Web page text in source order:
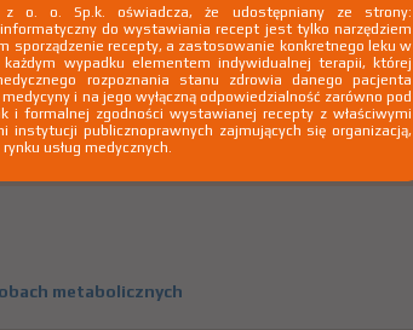
metabolicznych
z o. o. Sp.k. oświadcza, że udostępniany ze strony:
do wystawiania recept jest tylko narzędziem
sporządzenie recepty, a zastosowanie konkretnego leku w
wypadku elementem indywidualnej terapii, której
rozpoznania stanu zdrowia danego pacjenta
i na jego wyłączną odpowiedzialność zarówno pod
i formalnej zgodności wystawianej recepty z właściwymi
instytucji publicznoprawnych zajmujących się organizacją,
usług medycznych.